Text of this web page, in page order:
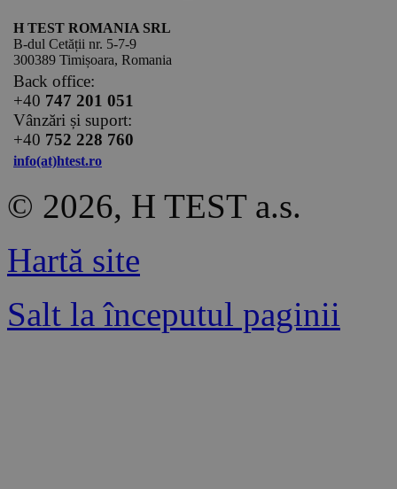
H TEST ROMANIA SRL
B-dul Cetății nr. 5-7-9
300389 Timișoara, Romania
Back office:
+40 747 201 051
Vânzări și suport:
+40 752 228 760
info(at)htest.ro
© 2026, H TEST a.s.
Hartă site
Salt la începutul paginii